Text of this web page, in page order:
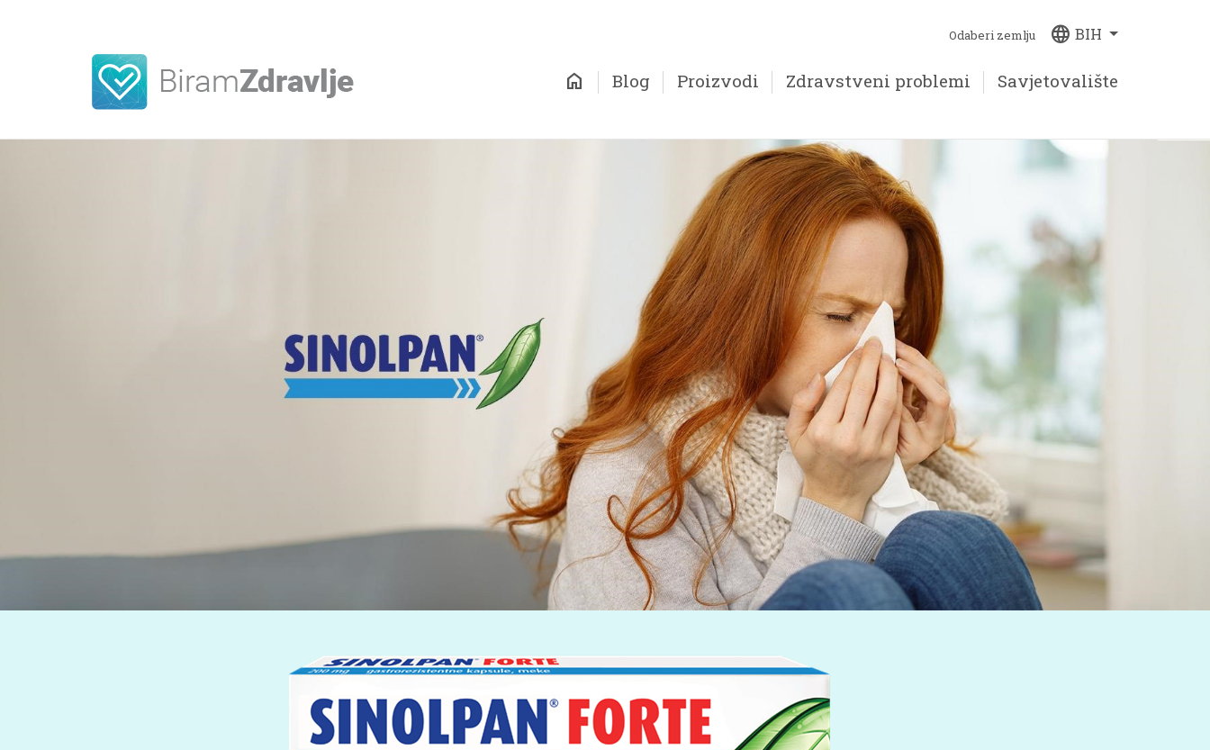
Odaberi zemlju language BIH
home Blog Proizvodi Zdravstveni problemi Savjetovalište